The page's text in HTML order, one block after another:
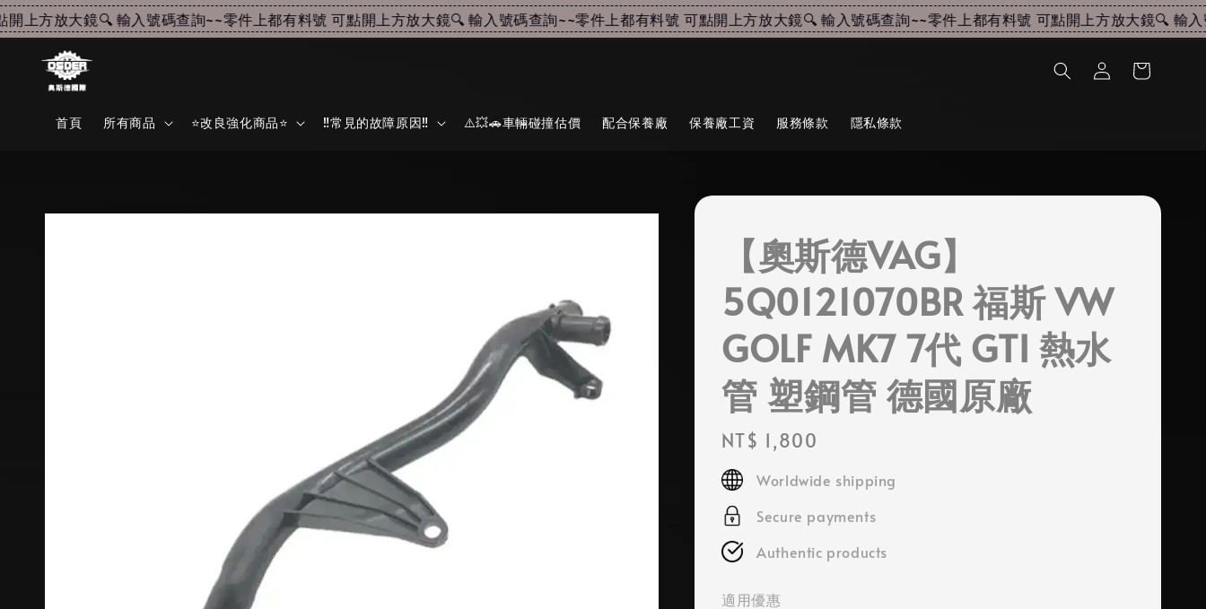
上方放大鏡🔍 輸入號碼查詢~~零件上都有料號 可點開上方放大鏡🔍 輸入號碼查詢~~零件上都有料號 可點開上方放大鏡🔍 輸入號碼查詢~~零件上都有料號 可點開上方放大鏡🔍 輸入
首頁 所有商品 ⭐改良強化商品⭐ ‼️常見的故障原因‼️ ⚠️💥🚗車輛碰撞估價 配合保養廠 保養廠工資 服務條款 隱私條款
【奧斯德VAG】
5Q0121070BR 福斯 VW
GOLF MK7 7代 GTI 熱水
管 塑鋼管 德國原廠
Regular
price
NT$ 1,800
Worldwide shipping
Secure payments
Authentic products
適用優惠